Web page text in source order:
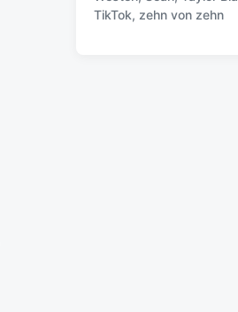
f
e
h
TikTok, zehn von zehn